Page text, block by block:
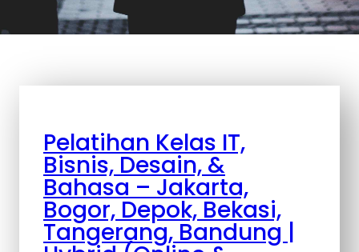
Pelatihan Kelas IT,
Bisnis, Desain, &
Bahasa – Jakarta,
Bogor, Depok, Bekasi,
Tangerang, Bandung |